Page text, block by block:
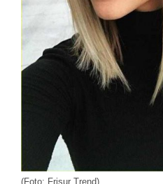
(Foto: Frisur Trend)